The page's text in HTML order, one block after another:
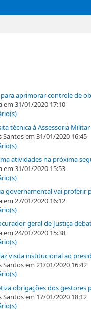
aprimorar controle de
em 31/01/2020 17:10
técnica à Assessoria Militar
Santosem 31/01/2020 16:45
atividades na próxima
em 31/01/2020 15:53
governamental vai proferir
em 27/01/2020 16:12
geral de Justiça
em 24/01/2020 15:38
visita institucional ao
Santosem 21/01/2020 16:42
obrigações dos
Santosem 17/01/2020 18:12